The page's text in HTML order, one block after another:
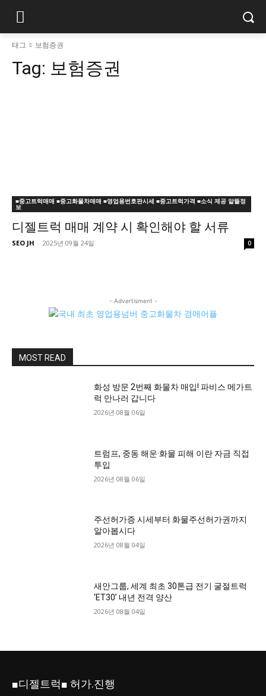
태그 보험증권
Tag: 보험증권
■중고트럭매매 ■중고화물차매매 ■영업용번호판시세 ■중고트럭가격 ■소식 제공 알뜰정
보
디젤트럭 매매 계약 시 확인해야 할 서류
SEO JH - 2025년 09월 24일 0
- Advertisment -
MOST READ
화성 방문 2번째 화물차 매입! 파비스 메가트
럭 만나러 갑니다
2026년 08월 06일
트럼프, 중동 해운·화물 피해 이란 자금 직접
투입
2026년 08월 06일
주선허가증 시세부터 화물주선허가권까지
알아봅시다
2026년 08월 04일
새안그룹, 세계 최초 30톤급 전기 굴절트럭
‘ET30’ 내년 전격 양산
2026년 08월 04일
■디젤트럭■ 허가.진행